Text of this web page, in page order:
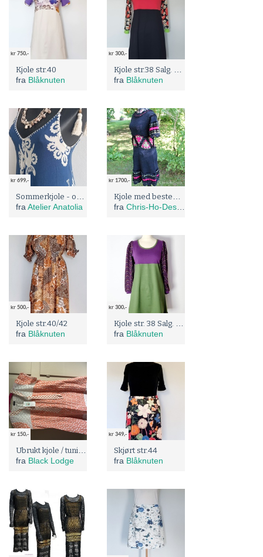
kr 750,-
Kjole str.40
fra Blåknuten
kr 300,-
fra Blåknuten
kr 699,-
fra Atelier Anatolia
kr 1700,-
fra Chris-Ho-Design
kr 500,-
Kjole str.40/42
fra Blåknuten
kr 300,-
fra Blåknuten
kr 150,-
fra Black Lodge
kr 349,-
Skjørt str.44
fra Blåknuten